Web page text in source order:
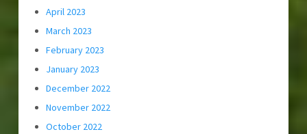
April 2023
March 2023
February 2023
January 2023
December 2022
November 2022
October 2022